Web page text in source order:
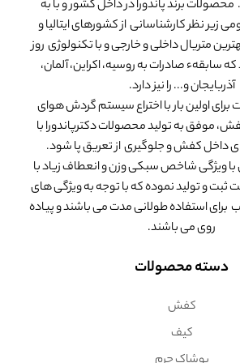
و فولدر از کجا بخریم؟
لپ تاپ و فولدرخریداری نمایید، ممکن است با
گوناگون این نوع کیف ها روبرو شوید. باید
کیف لپ تاپ و فولدر علاوه بر کاربرد با اهمیتی
شما نیز می تواند تاثیرگذار باشد، بنابراین در
باید توجه کافی را داشته باشید. .کیف لپ
گوناگون ساخته می شود. از چرم طبیعی و
برزنتی و کتان و تا مواد پلاستیکی و پلی استر.
لپ تاپ و فولدر بی کیفیت یا با کیفیت معمولی
و سایر مدارک همراه برآورده شود ولی آیا بعد از
و زیبایی اولیه را حفظ خواهد کرد؟ و آیا پس
کیف لپ تاپ و فولدر
مواد اولیه از جمله چرم مصنوعی با پیشرفت
هنوز نتوانسته به پای کیفیت آن برسد.
با گذشت زمان نیز زیبایی و اصالت خود را از
برند پاندورا در داخل کشور و با به
زیر نظر کارشناسانی از کشورهای ایتالیا و
متریال داخلی و خارجی و با تکنولوژی روز
سابقهء صادرات به روسیه، اکراین، آلمان،
آذربایجان و... را نیز دارد.
برای اولین بار با اختراع سیستم گردش هوای
موفق به تولید محصولات دکترپاندورا با
داخل کفش و جلوگیری از تعریق پا شود.
ویژگی شاخص سبکی وزن و انعطاف زیاد با
ثبت و تولید نموده که با توجه به ویژگی های
استفاده طولانی مدت می باشند و پیاده
روی می باشند.
دسته محصولات
کفش
کیف